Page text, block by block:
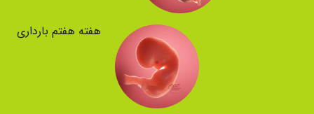
هفته هفتم بارداری